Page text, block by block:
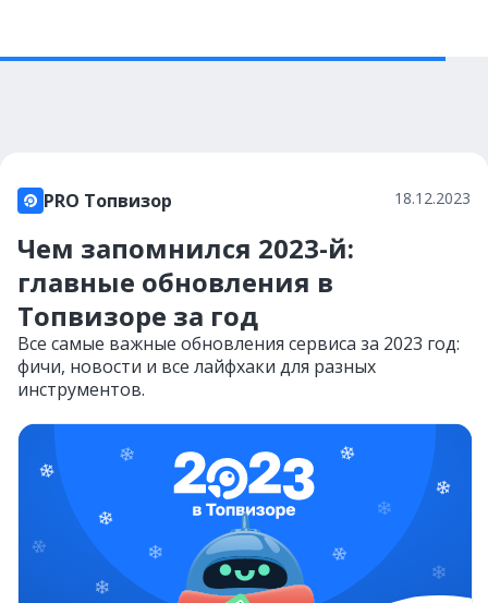
PRO Топвизор 18.12.2023
Чем запомнился 2023-й:
главные обновления в
Топвизоре за год
Все самые важные обновления сервиса за 2023 год:
фичи, новости и все лайфхаки для разных
инструментов.